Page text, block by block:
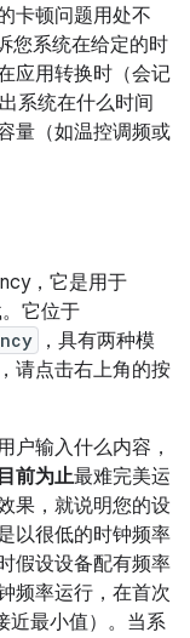
卡顿问题用处不
您系统在给定的时
应用转换时（会记
系统在什么时间
量（如温控调频或
，它是用于
它位于
，具有两种模
请点击右上角的按
户输入什么内容，
目前为止最难完美运
果，就说明您的设
以很低的时钟频率
假设设备配有频率
频率运行，在首次
近最小值）。当系